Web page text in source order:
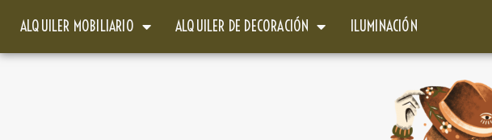
ALQUILER MOBILIARIO ALQUILER DE DECORACIÓN ILUMINACIÓN